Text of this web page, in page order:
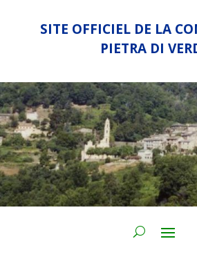
SITE OFFICIEL DE LA
PIETRA DI